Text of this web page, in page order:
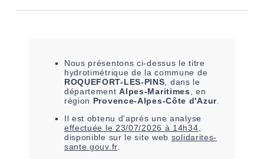
Nous présentons ci-dessus le titre
hydrotimétrique de la commune de
ROQUEFORT-LES-PINS , dans le
départementAlpes-Maritimes
, en
région Provence-Alpes-Côte d'Azur.
Il est obtenu d'après une analyse
effectuée le 23/07/2026 à 14h34
disponible sur le site web solidarites-
sante.gouv.fr.